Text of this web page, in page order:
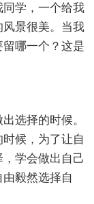
学，一个给我
景很美。当我
哪一个？这是
选择的时候。
候，为了让自
学会做出自己
毅然选择自